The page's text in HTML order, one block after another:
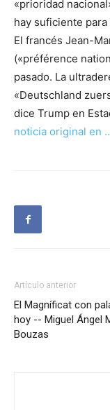
«prioridad
hay suficiente para
El francés Jean-
(«préférence
pasado. La
«Deutschland
dice Trump en
noticia original en
Artículo anterior
El Magníficat con
hoy -- Miguel Ángel
Bouzas